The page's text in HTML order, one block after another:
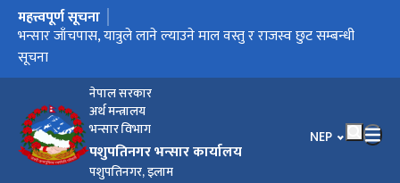
नेपाल सरकार
अर्थ मन्त्रालय
भन्सार विभाग
पशुपतिनगर भन्सार कार्यालय
पशुपतिनगर, इलाम
भाषा चयन गर्नुहोस्
NEP
मुख्य नेभिगेसनमा जानुहोस्
महत्त्वपूर्ण सूचना
भन्सार जाँचपास, यात्रुले लाने ल्याउने माल वस्तु र राजस्व छुट सम्बन्धी
सूचना